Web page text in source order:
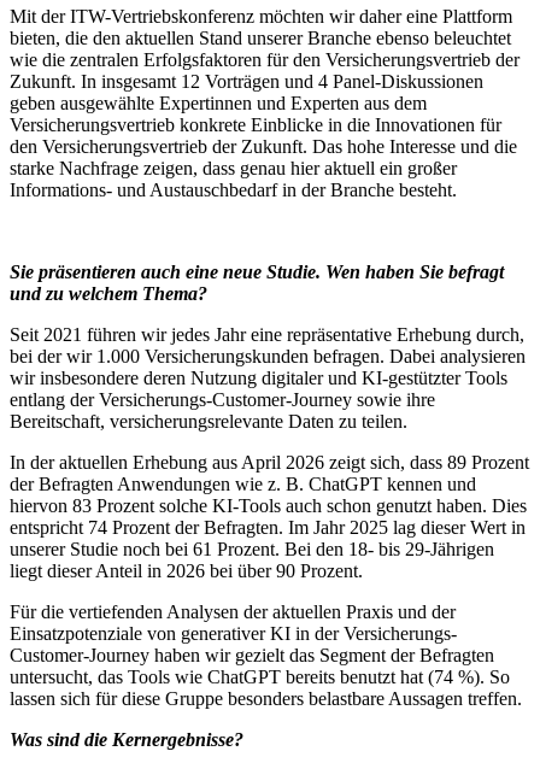
Mit der ITW-Vertriebskonferenz möchten wir daher eine Plattform
bieten, die den aktuellen Stand unserer Branche ebenso beleuchtet
wie die zentralen Erfolgsfaktoren für den Versicherungsvertrieb der
Zukunft. In insgesamt 12 Vorträgen und 4 Panel-Diskussionen
geben ausgewählte Expertinnen und Experten aus dem
Versicherungsvertrieb konkrete Einblicke in die Innovationen für
den Versicherungsvertrieb der Zukunft. Das hohe Interesse und die
starke Nachfrage zeigen, dass genau hier aktuell ein großer
Informations- und Austauschbedarf in der Branche besteht.
Sie präsentieren auch eine neue Studie. Wen haben Sie befragt
und zu welchem Thema?
Seit 2021 führen wir jedes Jahr eine repräsentative Erhebung durch,
bei der wir 1.000 Versicherungskunden befragen. Dabei analysieren
wir insbesondere deren Nutzung digitaler und KI-gestützter Tools
entlang der Versicherungs-Customer-Journey sowie ihre
Bereitschaft, versicherungsrelevante Daten zu teilen.
In der aktuellen Erhebung aus April 2026 zeigt sich, dass 89 Prozent
der Befragten Anwendungen wie z. B. ChatGPT kennen und
hiervon 83 Prozent solche KI-Tools auch schon genutzt haben. Dies
entspricht 74 Prozent der Befragten. Im Jahr 2025 lag dieser Wert in
unserer Studie noch bei 61 Prozent. Bei den 18- bis 29-Jährigen
liegt dieser Anteil in 2026 bei über 90 Prozent.
Für die vertiefenden Analysen der aktuellen Praxis und der
Einsatzpotenziale von generativer KI in der Versicherungs-
Customer-Journey haben wir gezielt das Segment der Befragten
untersucht, das Tools wie ChatGPT bereits benutzt hat (74 %). So
lassen sich für diese Gruppe besonders belastbare Aussagen treffen.
Was sind die Kernergebnisse?